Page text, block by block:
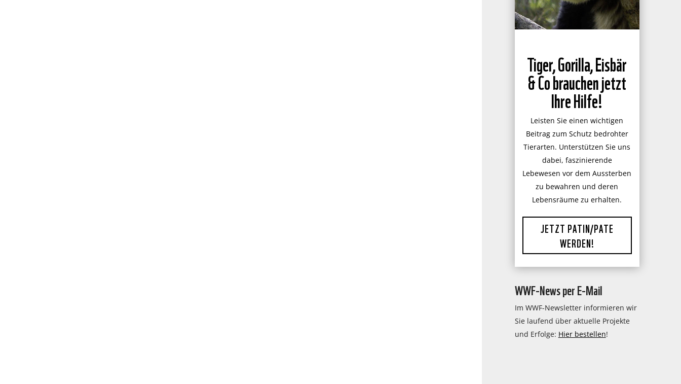
Tiger, Gorilla, Eisbär
& Co brauchen jetzt
Ihre Hilfe!
Leisten Sie einen wichtigen
Beitrag zum Schutz bedrohter
Tierarten. Unterstützen Sie uns
dabei, faszinierende
Lebewesen vor dem Aussterben
zu bewahren und deren
Lebensräume zu erhalten.
JETZT PATIN/PATE
WERDEN!
WWF-News per E-Mail
Im WWF-Newsletter informieren wir
Sie laufend über aktuelle Projekte
und Erfolge: Hier bestellen!